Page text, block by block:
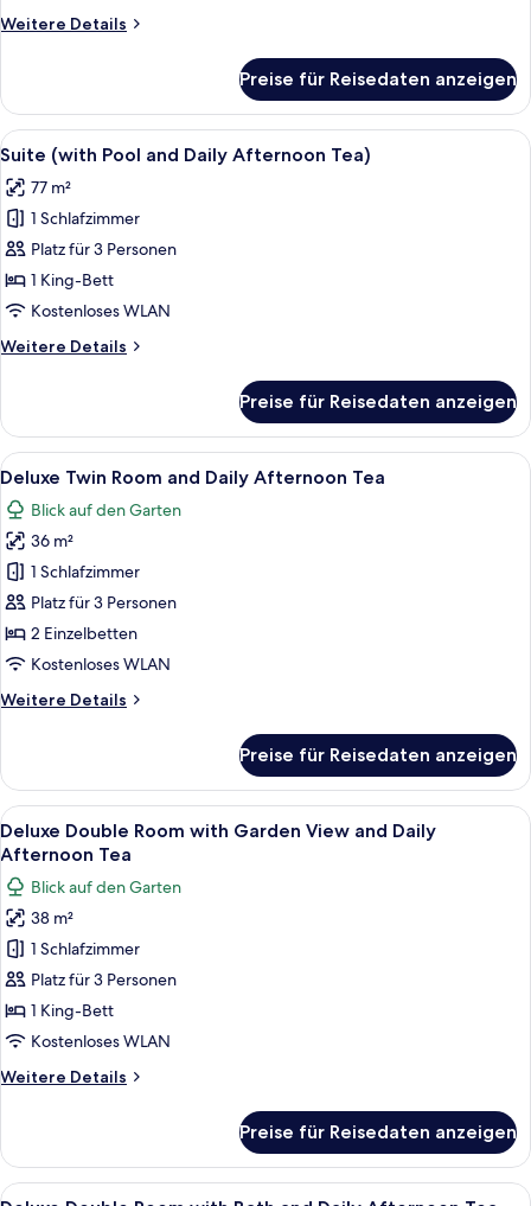
anzeigen
Weitere Details
Weitere
Gartenblick
(with
Daily
Afternoon
Tea)
Preise für Reisedaten anzeigen
Alle
Fotos
für
Suite
(with
Pool
and
Afternoon
Ein modernes Hotelzimmer mit
7
Suite (with Pool and Daily Afternoon Tea)
77 m²
1 Schlafzimmer
Platz für 3 Personen
1 King-Bett
Kostenloses WLAN
Weitere Details
Weitere
(with
Pool
and
Afternoon
Tea)
Preise für Reisedaten anzeigen
Alle
Fotos
für
Deluxe
Twin
Room
and
Daily
Tea
Ein Hotelzimmer mit zwei Betten,
6
Deluxe Twin Room and Daily Afternoon Tea
Blick auf den Garten
36 m²
1 Schlafzimmer
Platz für 3 Personen
2 Einzelbetten
Kostenloses WLAN
Weitere Details
Weitere
Twin
Room
and
Daily
Tea
Preise für Reisedaten anzeigen
Alle
Fotos
für
Deluxe
Double
Room
with
Garden
View
Daily
anzeigen
Ein Hotelzimmer mit einem großen
6
Deluxe Double Room with Garden View and Daily
Afternoon Tea
Blick auf den Garten
38 m²
1 Schlafzimmer
Platz für 3 Personen
1 King-Bett
Kostenloses WLAN
Weitere Details
Weitere
Double
Room
Preise für Reisedaten anzeigen
Alle Ein modernes Hotelzimmer mit